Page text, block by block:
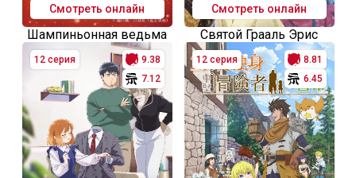
Смотреть онлайн
Шампиньонная ведьма
Смотреть онлайн
Святой Грааль Эрис
12 серия
9.38
7.12
12 серия
8.81
6.45